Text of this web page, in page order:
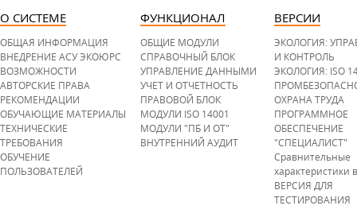
н
и
ц
ы
o
t
t
o
m
.
p
n
g
О СИСТЕМЕ
ОБЩАЯ ИНФОРМАЦИЯ
ВНЕДРЕНИЕ АСУ ЭКОЮРС
ВОЗМОЖНОСТИ
АВТОРСКИЕ ПРАВА
РЕКОМЕНДАЦИИ
ОБУЧАЮЩИЕ МАТЕРИАЛЫ
ТЕХНИЧЕСКИЕ
ТРЕБОВАНИЯ
ОБУЧЕНИЕ
ПОЛЬЗОВАТЕЛЕЙ
ФУНКЦИОНАЛ
ОБЩИЕ МОДУЛИ
СПРАВОЧНЫЙ БЛОК
УПРАВЛЕНИЕ ДАННЫМИ
УЧЕТ И ОТЧЕТНОСТЬ
ПРАВОВОЙ БЛОК
МОДУЛИ ISO 14001
МОДУЛИ "ПБ И ОТ"
ВНУТРЕННИЙ АУДИТ
ВЕРСИИ
ЭКОЛОГИЯ:
И КОНТРОЛЬ
ЭКОЛОГИЯ: ISO
ОХРАНА ТРУДА
ПРОГРАММНОЕ
ОБЕСПЕЧЕНИЕ
"СПЕЦИАЛИСТ"
Сравнительные
характеристики
ВЕРСИЯ ДЛЯ
ТЕСТИРОВАНИЯ